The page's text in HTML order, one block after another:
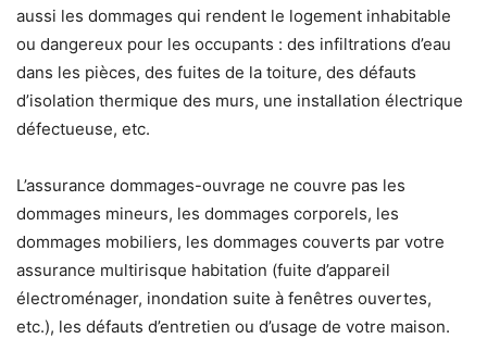
aussi les dommages qui rendent le logement inhabitable
ou dangereux pour les occupants : des infiltrations d’eau
dans les pièces, des fuites de la toiture, des défauts
d’isolation thermique des murs, une installation électrique
défectueuse, etc.
L’assurance dommages-ouvrage ne couvre pas les
dommages mineurs, les dommages corporels, les
dommages mobiliers, les dommages couverts par votre
assurance multirisque habitation (fuite d’appareil
électroménager, inondation suite à fenêtres ouvertes,
etc.), les défauts d’entretien ou d’usage de votre maison.